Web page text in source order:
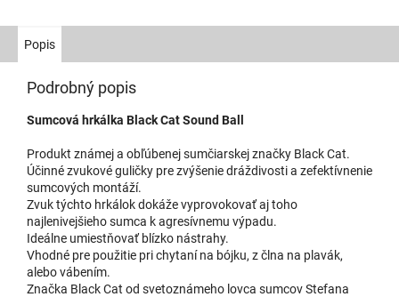
Popis
Podrobný popis
Sumcová hrkálka Black Cat Sound Ball
Produkt známej a obľúbenej sumčiarskej značky Black Cat.
Účinné zvukové guličky pre zvýšenie dráždivosti a zefektívnenie
sumcových montáží.
Zvuk týchto hrkálok dokáže vyprovokovať aj toho
najlenivejšieho sumca k agresívnemu výpadu.
Ideálne umiestňovať blízko nástrahy.
Vhodné pre použitie pri chytaní na bójku, z člna na plavák,
alebo vábením.
Značka Black Cat od svetoznámeho lovca sumcov Stefana